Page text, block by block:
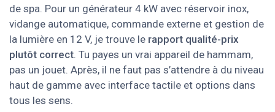
de spa. Pour un générateur 4 kW avec réservoir inox,
vidange automatique, commande externe et gestion de
la lumière en 12 V, je trouve le rapport qualité-prix
plutôt correct. Tu payes un vrai appareil de hammam,
pas un jouet. Après, il ne faut pas s’attendre à du niveau
haut de gamme avec interface tactile et options dans
tous les sens.